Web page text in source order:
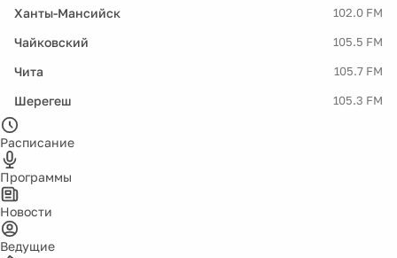
Ханты-Мансийск 102.0 FM
Чайковский 105.5 FM
Чита 105.7 FM
Шерегеш 105.3 FM
Расписание
Программы
Новости
Ведущие